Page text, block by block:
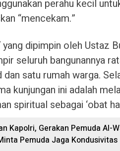
perahu kecil
“mencekam.”
yang dipimpin oleh Ustaz
seluruh bangunannya
satu rumah warga.
kunjungan ini adalah
spiritual sebagai ‘obat
Kapolri, Gerakan Pemuda Al-
Pemuda Jaga Kondusivitas